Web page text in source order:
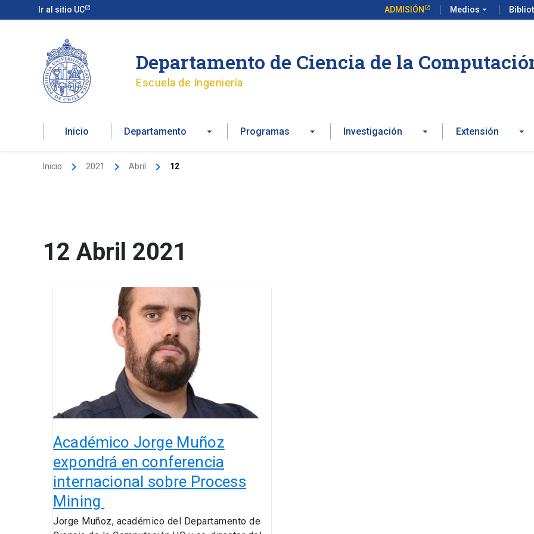
Ir al sitio UC ADMISIÓN Medios arrow_drop_down
al
Departamento de Ciencia de la
Escuela de Ingeniería
Inicio Departamento Programas Investigación Extensión
Inicio 2021 Abril 12
12 Abril 2021
Académico Jorge Muñoz
expondrá en conferencia
internacional sobre Process
Mining
Jorge Muñoz, académico del Departamento de
Process
Mining